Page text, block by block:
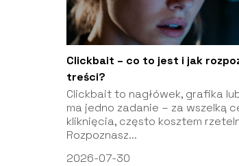
Clickbait – co to jest i jak
treści?
Clickbait to nagłówek, grafika
ma jedno zadanie – za wszelką
kliknięcia, często kosztem
Rozpoznasz...
2026-07-30